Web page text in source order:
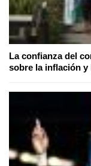
La confianza del
sobre la inflación y